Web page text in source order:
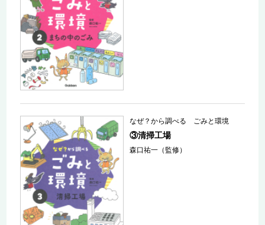
なぜ？から調べる ごみと環境
③清掃工場
森口祐一（監修）